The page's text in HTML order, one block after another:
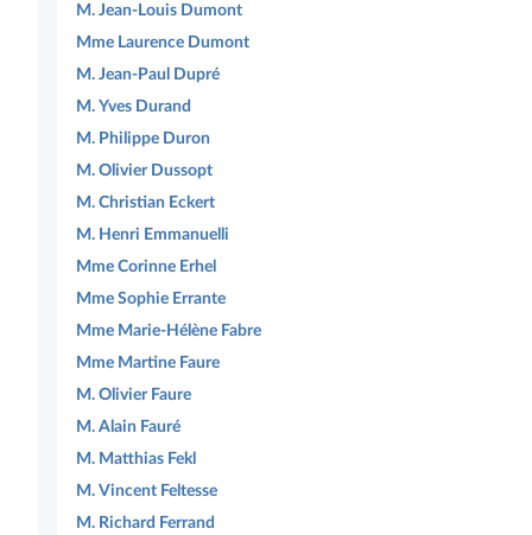
M. Jean-Louis Dumont
Mme Laurence Dumont
M. Jean-Paul Dupré
M. Yves Durand
M. Philippe Duron
M. Olivier Dussopt
M. Christian Eckert
M. Henri Emmanuelli
Mme Corinne Erhel
Mme Sophie Errante
Mme Marie-Hélène Fabre
Mme Martine Faure
M. Olivier Faure
M. Alain Fauré
M. Matthias Fekl
M. Vincent Feltesse
M. Richard Ferrand